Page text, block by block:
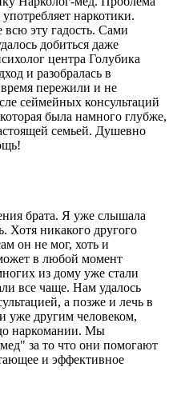
наркотики.
эту гадость. Сами
добиться даже
центра Голубика
и разобралась в
пережили и не
сеймейных консультаций
была намного глубже,
семьей. Душевно
брата. Я уже слышала
Хотя никакого другого
он не мог, хоть и
в любой момент
из дому уже стали
все чаще. Нам удалось
а позже и лечь в
уже другим человеком,
наркомании. Мы
за то что они помогают
и эффективное